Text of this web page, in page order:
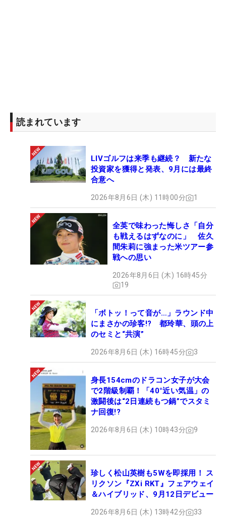
読まれています
LIVゴルフは来季も継続？ 新たな
投資家を獲得と発表、9月には最終
合意へ
2026年8月6日 (木) 11時00分 1
全英で味わった悔しさ「自分
も戦えるはずなのに」 佐久
間朱莉に強まった米ツアー参
戦への思い
2026年8月6日 (木) 16時45分
19
「ボトッ！って音が…」ラウンド中
にまさかの珍客!? 都玲華、頭の上
のセミと“共演”
2026年8月6日 (木) 16時45分 3
身長154cmのドラコン女子が大会
で2階級制覇！「40°近い気温」の
激闘後は“2日連続もつ鍋”でスタミ
ナ回復!?
2026年8月6日 (木) 10時43分 9
珍しく松山英樹も5Wを即採用！ ス
リクソン『ZXi RKT』フェアウェイ
＆ハイブリッド、9月12日デビュー
2026年8月6日 (木) 13時42分 33